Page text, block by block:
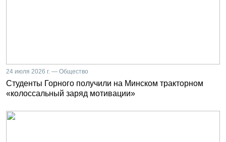
24 июля 2026 г. — Общество
Студенты Горного получили на Минском тракторном
«колоссальный заряд мотивации»